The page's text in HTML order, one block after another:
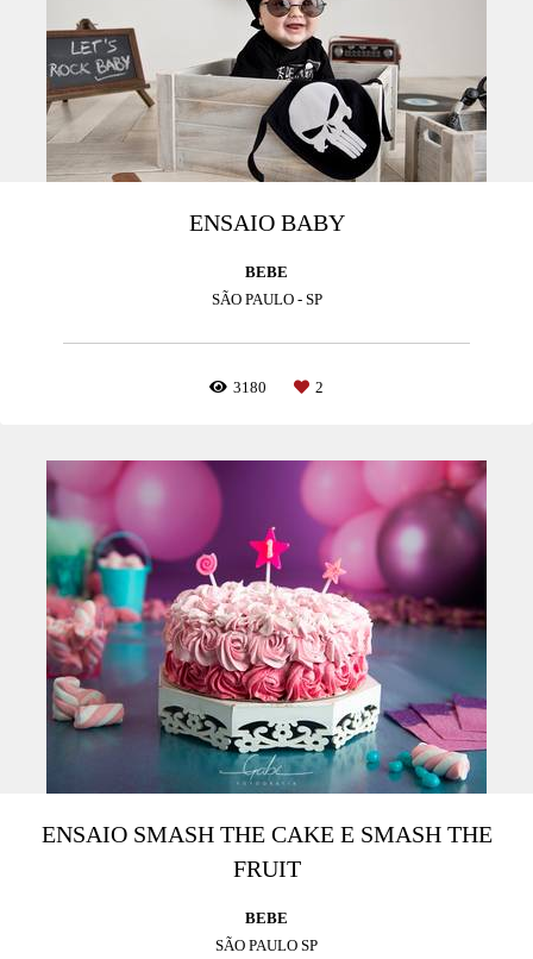
ENSAIO BABY
BEBE
SÃO PAULO - SP
3180 2
ENSAIO SMASH THE CAKE E SMASH THE
FRUIT
BEBE
SÃO PAULO SP